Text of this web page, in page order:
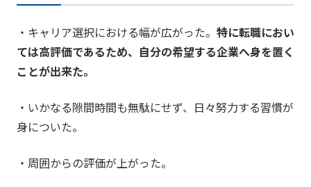
・キャリア選択における幅が広がった。 特に転職におい
ては高評価であるため、自分の希望する企業へ身を置く
ことが出来た。
・いかなる隙間時間も無駄にせず、日々努力する習慣が
身についた。
・周囲からの評価が上がった。